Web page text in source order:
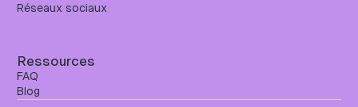
Réseaux sociaux
Ressources
FAQ
Blog